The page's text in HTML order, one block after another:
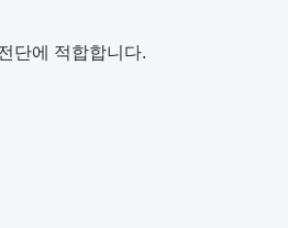
단에 적합합니다.